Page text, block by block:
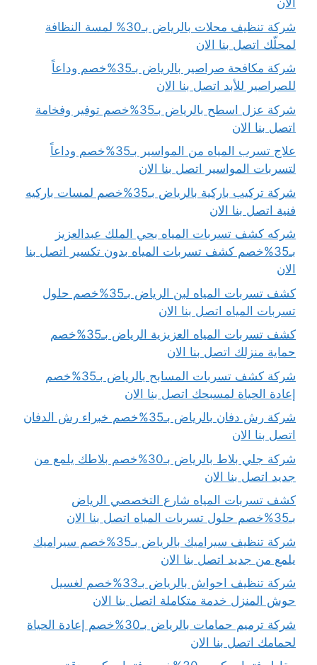
الان
شركة تنظيف محلات بالرياض بـ30% لمسة النظافة
لمحلّك اتصل بنا الان
شركة مكافحة صراصير بالرياض بـ35%خصم وداعاً
للصراصير للأبد اتصل بنا الان
شركة عزل اسطح بالرياض بـ35%خصم توفير وفخامة
اتصل بنا الان
علاج تسرب المياه من المواسير بـ35%خصم وداعاً
لتسربات المواسير اتصل بنا الان
شركة تركيب باركية بالرياض بـ35%خصم لمسات باركيه
فنية اتصل بنا الان
شركه كشف تسربات المياه بحي الملك عبدالعزيز
بـ35%خصم كشف تسربات المياه بدون تكسير اتصل بنا
الان
كشف تسربات المياه لبن الرياض بـ35%خصم حلول
تسربات المياه اتصل بنا الان
كشف تسربات المياه العزيزية الرياض بـ35%خصم
حماية منزلك اتصل بنا الان
شركة كشف تسربات المسابح بالرياض بـ35%خصم
إعادة الحياة لمسبحك اتصل بنا الان
شركة رش دفان بالرياض بـ35%خصم خبراء رش الدفان
اتصل بنا الان
شركة جلي بلاط بالرياض بـ30%خصم بلاطك يلمع من
جديد اتصل بنا الان
كشف تسربات المياه شارع التخصصي الرياض
بـ35%خصم حلول تسربات المياه اتصل بنا الان
شركة تنظيف سيراميك بالرياض بـ35%خصم سيراميك
يلمع من جديد اتصل بنا الان
شركة تنظيف احواش بالرياض بـ33%خصم لغسيل
حوش المنزل خدمة متكاملة اتصل بنا الان
شركة ترميم حمامات بالرياض بـ30%خصم إعادة الحياة
لحمامك اتصل بنا الان